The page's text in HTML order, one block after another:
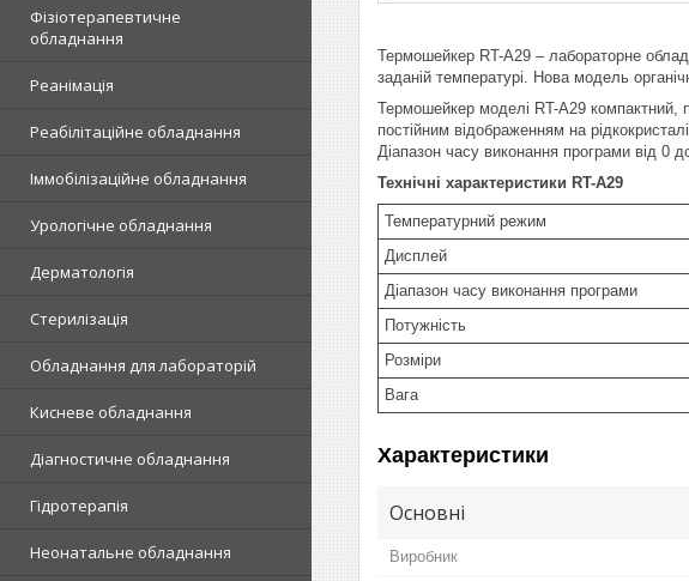
Фізіотерапевтичне
обладнання
Реанімація
Реабілітаційне обладнання
Іммобілізаційне обладнання
Урологічне обладнання
Дерматологія
Стерилізація
Обладнання для лабораторій
Кисневе обладнання
Діагностичне обладнання
Гідротерапія
Неонатальне обладнання
Термошейкер RT-A29 – лабораторне
заданій температурі. Нова модель
Термошейкер моделі RT-A29 компактний,
постійним відображенням на
Діапазон часу виконання програми від 0
Технічні характеристики RT-A29
Температурний режим
Дисплей
Діапазон часу виконання програми
Потужність
Розміри
Вага
Характеристики
Основні
Виробник